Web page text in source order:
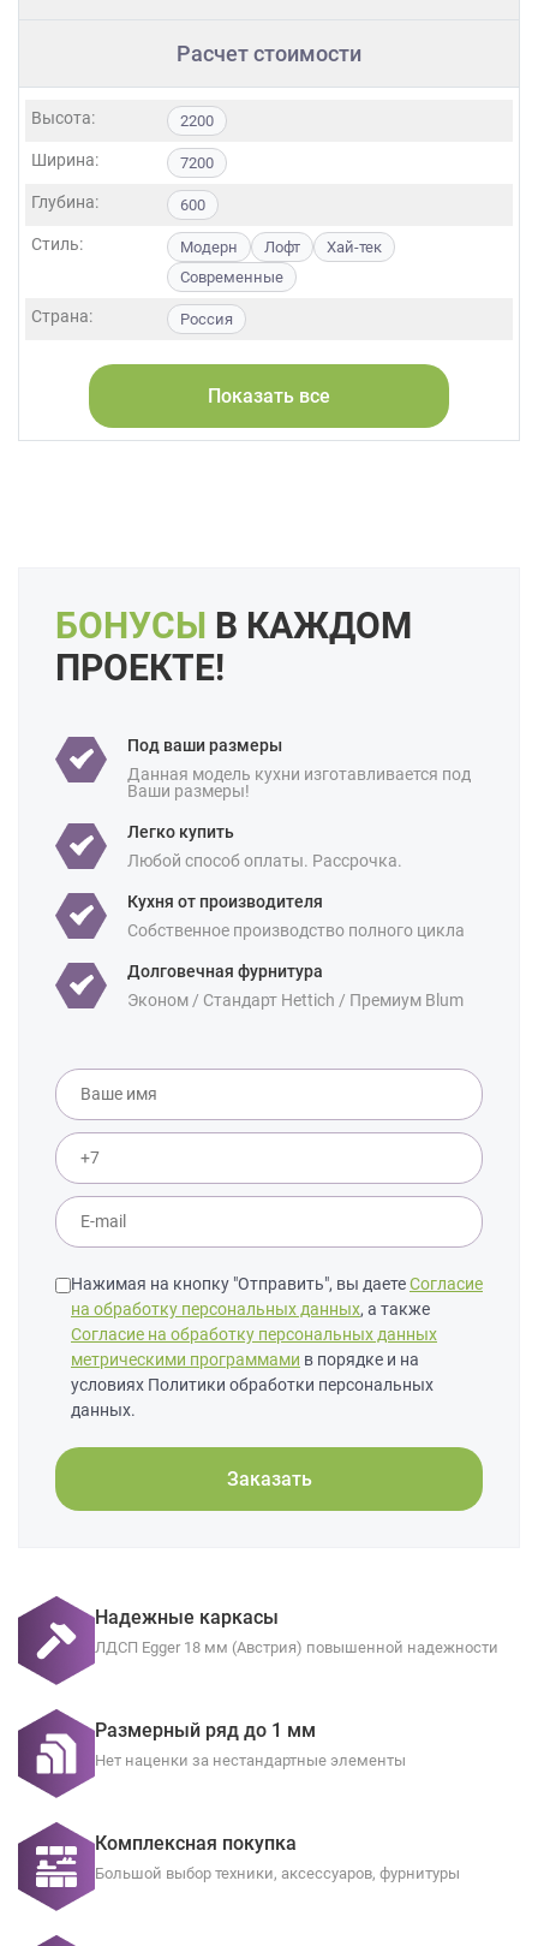
Расчет стоимости
Высота: 2200
Ширина: 7200
Глубина: 600
Стиль: Модерн Лофт
Хай-тек
Современные
Страна: Россия
ЛДСП МДФ Пластик
Акрил
Alvic / УФ лак
Форма кухни: П-образная С барной стойкой
Под дерево
Встроенные
Интегрированные ручки
Производство: Российские
Бюджетные
Назначение: В квартиру
В частный дом
Площадь: 12 кв м 18 кв м
Показать все
БОНУСЫ В КАЖДОМ
ПРОЕКТЕ!
Под ваши размеры
Данная модель кухни изготавливается под
Ваши размеры!
Легко купить
Любой способ оплаты. Рассрочка.
Кухня от производителя
Собственное производство полного цикла
Долговечная фурнитура
Эконом / Стандарт Hettich / Премиум Blum
Нажимая на кнопку "Отправить", вы даетеСогласие
на обработку персональных данных, а также
Согласие на обработку персональных данных
метрическими программами в порядке и на
условиях Политики обработки персональных
данных.
Заказать
Надежные каркасы
ЛДСП Egger 18 мм (Австрия) повышенной надежности
Размерный ряд до 1 мм
Нет наценки за нестандартные элементы
Комплексная покупка
Большой выбор техники, аксессуаров, фурнитуры